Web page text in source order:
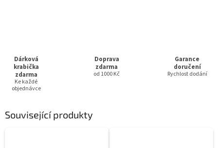
Dárková
krabička
zdarma
Ke každé
objednávce
Doprava
zdarma
od 1000 Kč
Garance
doručení
Rychlost dodání
Související produkty